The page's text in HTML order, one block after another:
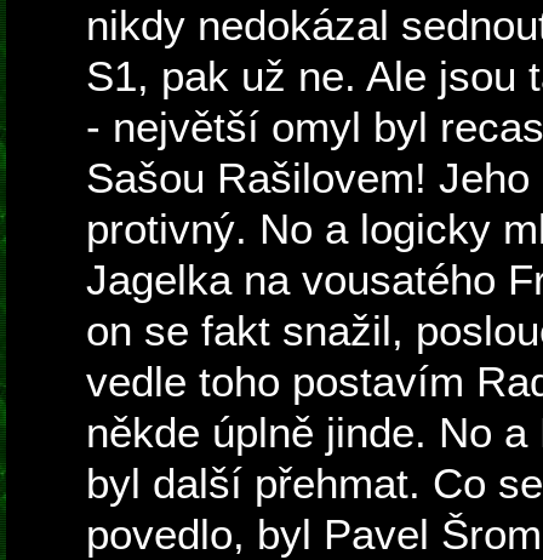
nikdy nedokázal
S1, pak už ne. Ale jsou
- největší omyl byl
Sašou Rašilovem!
protivný. No a logicky
Jagelka na vousatého
on se fakt snažil,
vedle toho postavím
někde úplně jinde. No
byl další přehmat. Co
povedlo, byl Pavel